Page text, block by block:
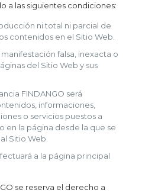
a las siguientes condiciones:
ni total ni parcial de
contenidos en el Sitio Web.
falsa, inexacta o
del Sitio Web y sus
FINDANGO será
informaciones,
o servicios puestos a
en la página desde la que se
Sitio Web.
a la página principal
se reserva el derecho a